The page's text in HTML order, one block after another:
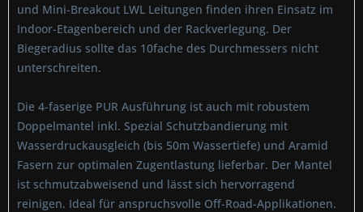
und Mini-Breakout LWL Leitungen finden ihren Einsatz im
Indoor-Etagenbereich und der Rackverlegung. Der
Biegeradius sollte das 10fache des Durchmessers nicht
unterschreiten.
Die 4-faserige PUR Ausführung ist auch mit robustem
Doppelmantel inkl. Spezial Schutzbandierung mit
Wasserdruckausgleich (bis 50m Wassertiefe) und Aramid
Fasern zur optimalen Zugentlastung lieferbar. Der Mantel
ist schmutzabweisend und lässt sich hervorragend
reinigen. Ideal für anspruchsvolle Off-Road-Applikationen.